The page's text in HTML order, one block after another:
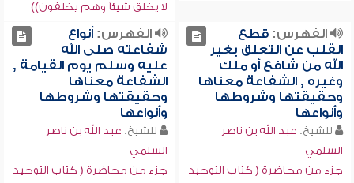
لا يخلق شيئاً وهم يخلقون))
الفهرس:قطع
القلب عن التعلق بغير
الله من شافع أو ملك
وغيره , الشفاعة معناها
وحقيقتها وشروطها
وأنواعها
للشيخ: عبد الله بن ناصر
السلمي
جزء من محاضرة ( كتاب التوحيد
الفهرس:أنواع
شفاعته صلى الله
عليه وسلم يوم القيامة ,
الشفاعة معناها
وحقيقتها وشروطها
وأنواعها
للشيخ: عبد الله بن ناصر
السلمي
جزء من محاضرة ( كتاب التوحيد